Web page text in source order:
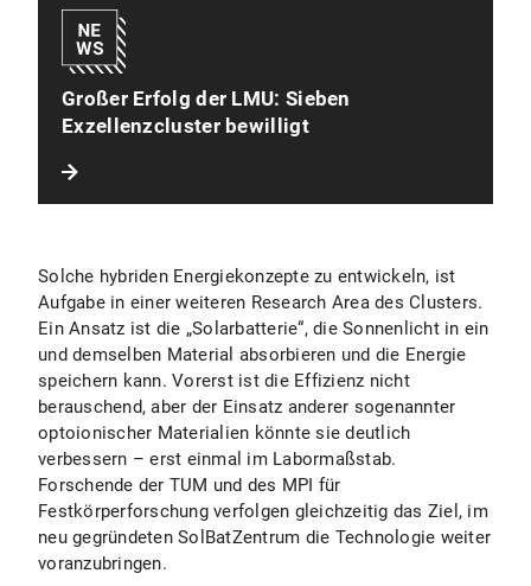
Großer Erfolg der LMU: Sieben
Exzellenzcluster bewilligt
Solche hybriden Energiekonzepte zu entwickeln, ist
Aufgabe in einer weiteren Research Area des Clusters.
Ein Ansatz ist die „Solarbatterie“, die Sonnenlicht in ein
und demselben Material absorbieren und die Energie
speichern kann. Vorerst ist die Effizienz nicht
berauschend, aber der Einsatz anderer sogenannter
optoionischer Materialien könnte sie deutlich
verbessern – erst einmal im Labormaßstab.
Forschende der TUM und des MPI für
Festkörperforschung verfolgen gleichzeitig das Ziel, im
neu gegründeten SolBatZentrum die Technologie weiter
voranzubringen.